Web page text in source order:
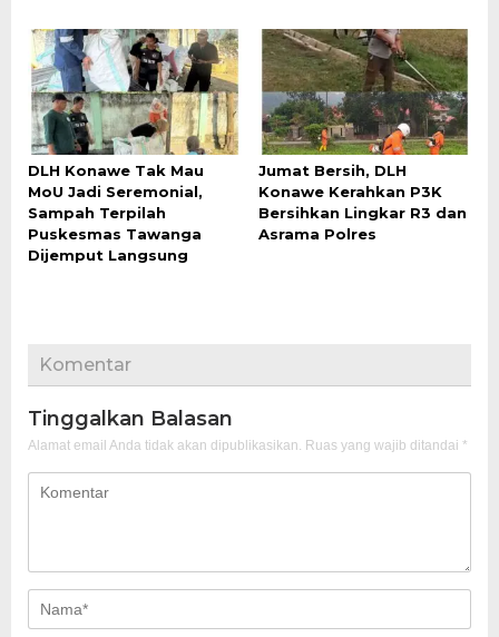
DLH Konawe Tak Mau
MoU Jadi Seremonial,
Sampah Terpilah
Puskesmas Tawanga
Dijemput Langsung
Jumat Bersih, DLH
Konawe Kerahkan P3K
Bersihkan Lingkar R3 dan
Asrama Polres
Komentar
Tinggalkan Balasan
Alamat email Anda tidak akan dipublikasikan. Ruas yang wajib ditandai *